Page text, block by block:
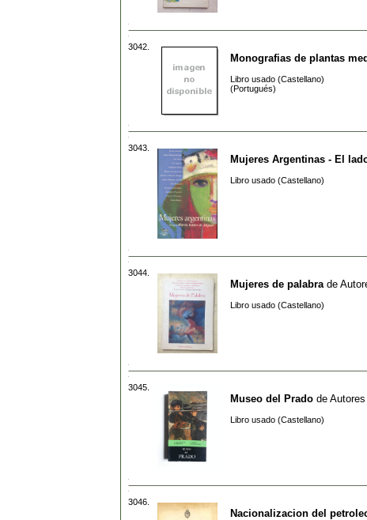
3042.
Monografias de plantas
Libro usado (Castellano)
(Portugués)
3043.
Mujeres Argentinas - El
Libro usado (Castellano)
3044.
Mujeres de palabra de
Libro usado (Castellano)
3045.
Museo del Prado de
Libro usado (Castellano)
3046.
Nacionalizacion del